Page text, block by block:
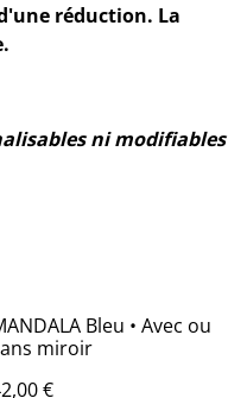
réduction. La
ni modifiables
Bleu • Avec ou
miroir
€